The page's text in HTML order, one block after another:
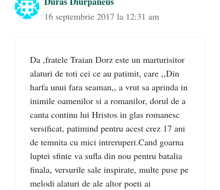
16 septembrie 2017 la 12:31 am
Da ,fratele Traian Dorz este un marturisitor
alaturi de toti cei ce au patimit, care ,,Din
harfa unui fara seaman,, a vrut sa aprinda in
inimile oamenilor si a romanilor, dorul de a
canta continu lui Hristos in glas romanesc
versificat, patimind pentru acest crez 17 ani
de temnita cu mici intreruperi.Cand goarna
luptei sfinte va sufla din nou pentru batalia
finala, versurile sale inspirate, multe puse pe
melodi alaturi de ale altor poeti ai